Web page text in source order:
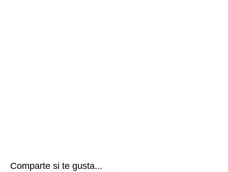
Comparte si te gusta...